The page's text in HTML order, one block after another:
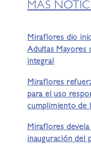
MÁS
Miraflores dio
Adultas Mayores
integral
Miraflores
para el uso
cumplimiento de
Miraflores devela
inauguración del